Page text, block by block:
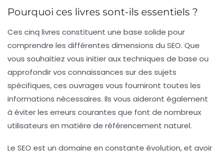
Pourquoi ces livres sont-ils essentiels ?
Ces cinq livres constituent une base solide pour
comprendre les différentes dimensions du SEO. Que
vous souhaitiez vous initier aux techniques de base ou
approfondir vos connaissances sur des sujets
spécifiques, ces ouvrages vous fourniront toutes les
informations nécessaires. Ils vous aideront également
à éviter les erreurs courantes que font de nombreux
utilisateurs en matière de référencement naturel.
Le SEO est un domaine en constante évolution, et avoir